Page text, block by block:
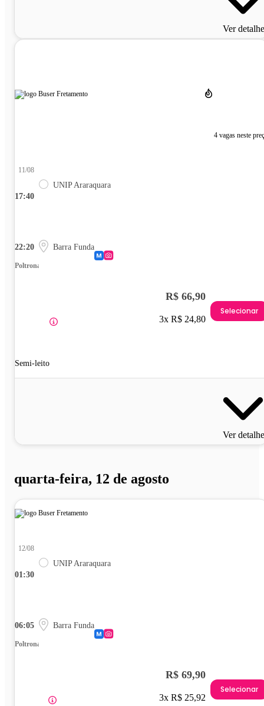
Ver
4 vagas neste
17:40
11/08
UNIP Araraquara
22:20 Barra Funda
Poltrona
Semi-leito
R$ 66,90
3x R$ 24,80
Selecionar
Ver
quarta-feira, 12 de agosto
01:30
12/08
UNIP Araraquara
06:05 Barra Funda
Poltrona
R$ 69,90
3x R$ 25,92
Selecionar